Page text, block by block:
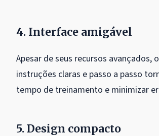
4. Interface amigável
Apesar de seus recursos
instruções claras e passo a passo
tempo de treinamento e minimizar
5. Design compacto